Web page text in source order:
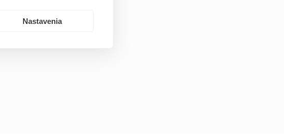
Nastavenia